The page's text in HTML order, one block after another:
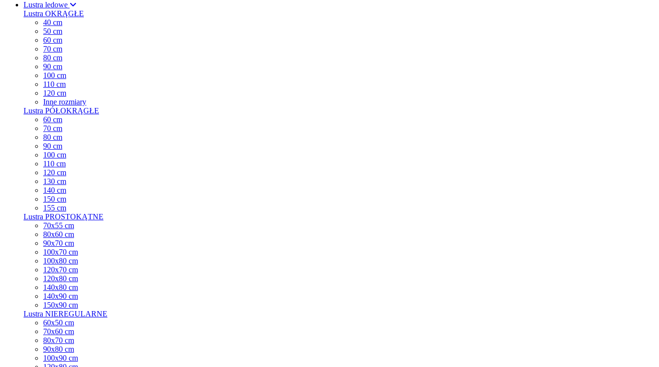
Lustra ledowe
Lustra OKRĄGŁE
40 cm
50 cm
60 cm
70 cm
80 cm
90 cm
100 cm
110 cm
120 cm
Inne rozmiary
Lustra PÓŁOKRĄGŁE
60 cm
70 cm
80 cm
90 cm
100 cm
110 cm
120 cm
130 cm
140 cm
150 cm
155 cm
Lustra PROSTOKĄTNE
70x55 cm
80x60 cm
90x70 cm
100x70 cm
100x80 cm
120x70 cm
120x80 cm
140x80 cm
140x90 cm
150x90 cm
Lustra NIEREGULARNE
60x50 cm
70x60 cm
80x70 cm
90x80 cm
100x90 cm